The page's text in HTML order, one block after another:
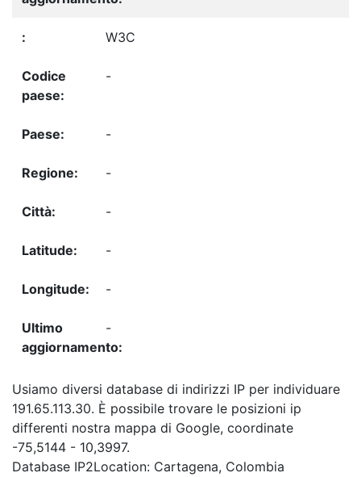
W3C
-
-
-
-
-
-
-
Usiamo diversi database di indirizzi IP per individuare
191.65.113.30. È possibile trovare le posizioni ip
differenti nostra mappa di Google, coordinate
-75,5144 - 10,3997.
Database IP2Location: Cartagena, Colombia